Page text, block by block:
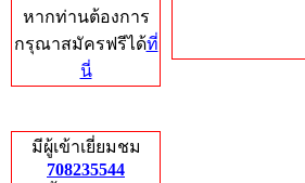
หากท่านต้องการ
กรุณาสมัครฟรีได้ที่
นี่
มีผู้เข้าเยี่ยมชม
708235544